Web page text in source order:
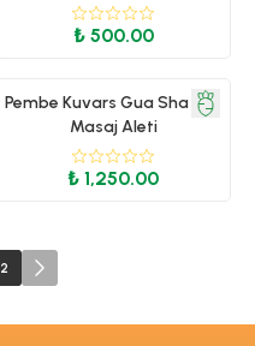
₺ 500.00
Pembe Kuvars Gua Sha Yüz
Masaj Aleti
₺ 1,250.00
2